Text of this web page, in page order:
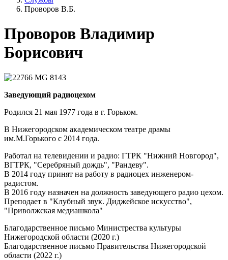
Проворов В.Б.
Проворов Владимир
Борисович
Заведующий радиоцехом
Родился 21 мая 1977 года в г. Горьком.
В Нижегородском академическом театре драмы
им.М.Горького с 2014 года.
Работал на телевидении и радио: ГТРК "Нижний Новгород",
ВГТРК, "Серебряный дождь", "Рандеву".
В 2014 году принят на работу в радиоцех инженером-
радистом.
В 2016 году назначен на должность заведующего радио цехом.
Преподает в "Клубный звук. Диджейское искусство",
"Приволжская медиашкола"
Благодарственное письмо Министрества культуры
Нижегородской области (2020 г.)
Благодарственное письмо Правительства Нижегородской
области (2022 г.)